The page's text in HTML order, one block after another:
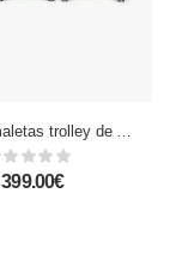
Set de 3 maletas trolley de ABS, ligeras y resistentes. Diseño listón.
399.00€